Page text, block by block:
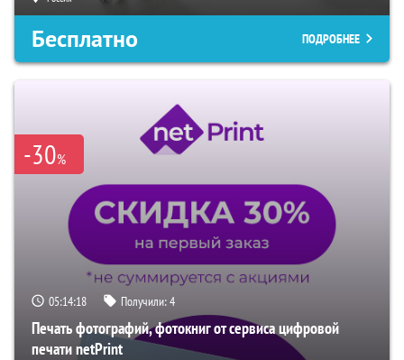
Бесплатно ПОДРОБНЕЕ
-30%
05:14:17 Получили:4
Печать фотографий, фотокниг от сервиса цифровой
печати netPrint